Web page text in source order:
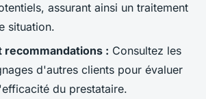
assurant ainsi un traitement
situation.
recommandations : Consultez les
d'autres clients pour évaluer
du prestataire.